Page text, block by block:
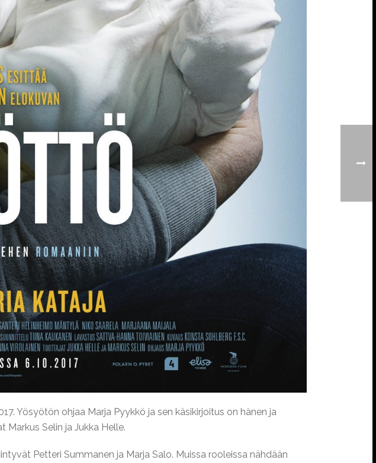
Yösyötön ohjaa Marja Pyykkö ja sen käsikirjoitus on hänen ja
Selin ja Jukka Helle.
Petteri Summanen ja Marja Salo. Muissa rooleissa nähdään